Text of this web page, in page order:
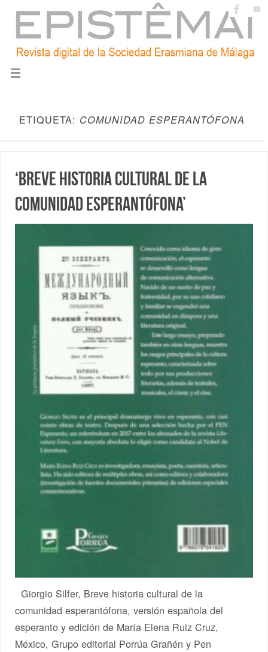
ETIQUETA: COMUNIDAD ESPERANTÓFONA
‘Breve historia cultural de la
comunidad esperantófona’
Giorgio Silfer, Breve historia cultural de la
comunidad esperantófona, versión española del
esperanto y edición de María Elena Ruiz Cruz,
México, Grupo editorial Porrúa Grañén y Pen